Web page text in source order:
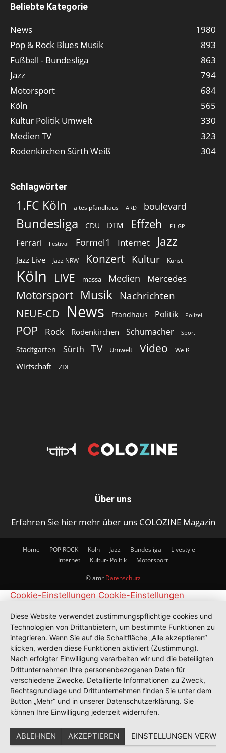
Beliebte Kategorie
News
1980
Pop & Rock Blues Musik
893
Fußball - Bundesliga
863
Jazz
794
Motorsport
684
Köln
565
Kultur Politik Umwelt
330
Medien TV
323
Rodenkirchen Sürth Weiß
304
Schlagwörter
1.FC Köln altes pfandhaus ARD boulevard
Bundesliga CDU DTM Effzeh F1-GP
Ferrari Festival Formel1 Internet Jazz
Jazz Live Jazz NRW Konzert Kultur Kunst
Köln LIVE massa Medien Mercedes
Motorsport Musik Nachrichten
NEUE-CD
News Pfandhaus Politik Polizei
POP Rock Rodenkirchen Schumacher Sport
Stadtgarten Sürth TV Umwelt Video Weiß
Wirtschaft ZDF
Über uns
Erfahren Sie hier mehr über uns COLOZINE Magazin
Home POP ROCK Köln Jazz Bundesliga
Livestyle
Internet
Kultur- Politik Motorsport
© amr Datenschutz
Cookie-Einstellungen Cookie-Einstellungen
Diese Website verwendet zustimmungspflichtige cookies und
Technologien von Drittanbietern, um bestimmte Funktionen zu
integrieren. Wenn Sie auf die Schaltfläche „Alle akzeptieren“
klicken, werden diese Funktionen aktiviert (Zustimmung).
Nach erfolgter Einwilligung verarbeiten wir und die beteiligten
Drittunternehmen Ihre personenbezogenen Daten für
verschiedene Zwecke. Detaillierte Informationen zu Zweck,
Rechtsgrundlage und Drittunternehmen finden Sie unter dem
Button „Mehr“ und in unserer Datenschutzerklärung. Sie
können Ihre Einwilligung jederzeit widerrufen.
ABLEHNEN AKZEPTIEREN EINSTELLUNGEN